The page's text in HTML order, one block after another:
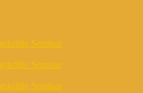
Seminar
Seminar
Seminar